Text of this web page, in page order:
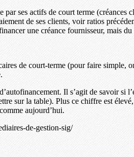
ses actifs de court terme
de ses clients, voir ratios
une créance fournisseur, mais
de court-terme (pour faire
Il s’agit de savoir si
sur la table). Plus ce chiffre est
aujourd’hui.
de-gestion-sig/